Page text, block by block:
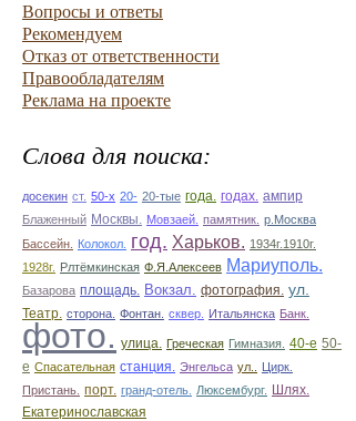
Вопросы и ответы
Рекомендуем
Отказ от ответственности
Правообладателям
Реклама на проекте
Слова для поиска:
досекин ст. 50-х 20- 20-тые года. годах. ампир
Блаженный Москвы. Мовзаей. памятник. р.Москва
Бассейн.
Колокол. год. Харьков. 1934г.1910г.
1928г. Рлтёмкинская Ф.Я.Алексеев Мариуполь.
Базарова площадь. Вокзал. фотография. ул.
Театр. сторона. Фонтан. сквер. Итальянска Банк.
фото. улица. Греческая Гимназия. 40-е 50-
е Спасательная станция. Энгельса ул..
Цирк.
Пристань. порт. гранд-отель. Люксембург. Шлях.
Екатеринославская